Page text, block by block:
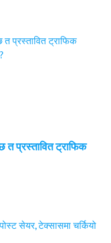
त प्रस्तावित ट्राफिक